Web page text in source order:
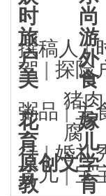
时 尚
撰稿人 |
旅 游
驾 | 探险
户 外
美 食
粥品 |主
猪肉
腐
花 嫁
行|婚礼
育 儿
育儿|宝
原创文学
教 育